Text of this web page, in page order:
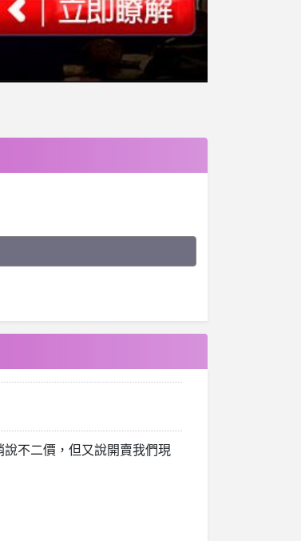
不二價，但又說開賣我們現